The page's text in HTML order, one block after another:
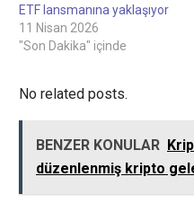
ETF lansmanına yaklaşıyor
11 Nisan 2026
"Son Dakika" içinde
No related posts.
BENZER KONULAR
düzenlenmiş kripto